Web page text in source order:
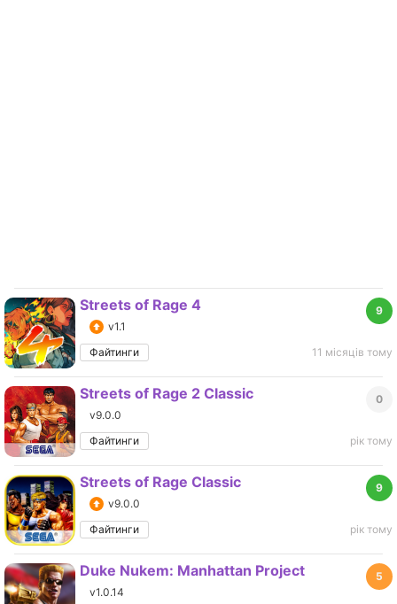
9
Streets of Rage 4
v1.1
Файтинги
11 місяців тому
0
Streets of Rage 2 Classic
v9.0.0
Файтинги
рік тому
9
Streets of Rage Classic
v9.0.0
Файтинги
рік тому
5
Duke Nukem: Manhattan Project
v1.0.14